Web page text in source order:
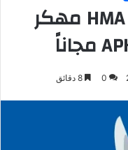
تحميل تطبيق HMA VPN مهكر
0 8 دقائق